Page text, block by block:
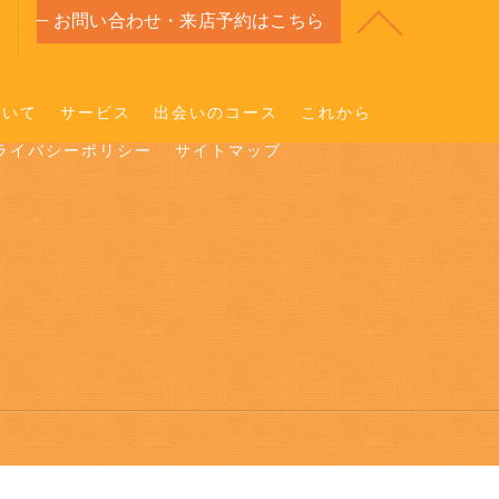
お問い合わせ・来店予約はこちら
て サービス 出会いのコース これから
イバシーポリシー サイトマップ